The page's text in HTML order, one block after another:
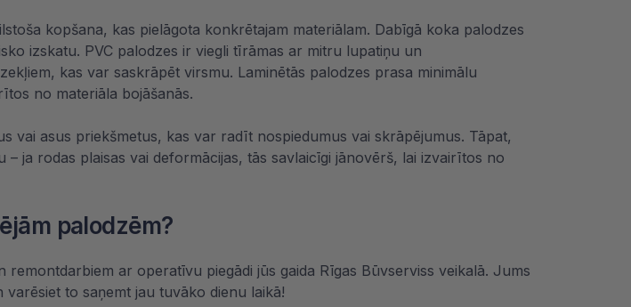
kopšana, kas pielāgota konkrētajam materiālam. Dabīgā koka palodzes
izskatu. PVC palodzes ir viegli tīrāmas ar mitru lupatiņu un
kas var saskrāpēt virsmu. Laminētās palodzes prasa minimālu
no materiāla bojāšanās.
vai asus priekšmetus, kas var radīt nospiedumus vai skrāpējumus. Tāpat,
ja rodas plaisas vai deformācijas, tās savlaicīgi jānovērš, lai izvairītos no
palodzēm?
ar operatīvu piegādi jūs gaida Rīgas Būvserviss veikalā. Jums
to saņemt jau tuvāko dienu laikā!